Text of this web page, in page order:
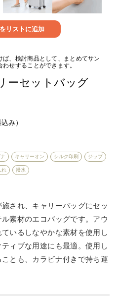
リストに追加
、検討商品として、まとめてサン
せすることができます。
ーセットバッグ
み）
キャリーオン シルク印刷 ジップ
撥水
され、キャリーバッグにセッ
素材のエコバッグです。アウ
いるしなやかな素材を使用し
ィブな用途にも最適。使用し
とも、カラビナ付きで持ち運